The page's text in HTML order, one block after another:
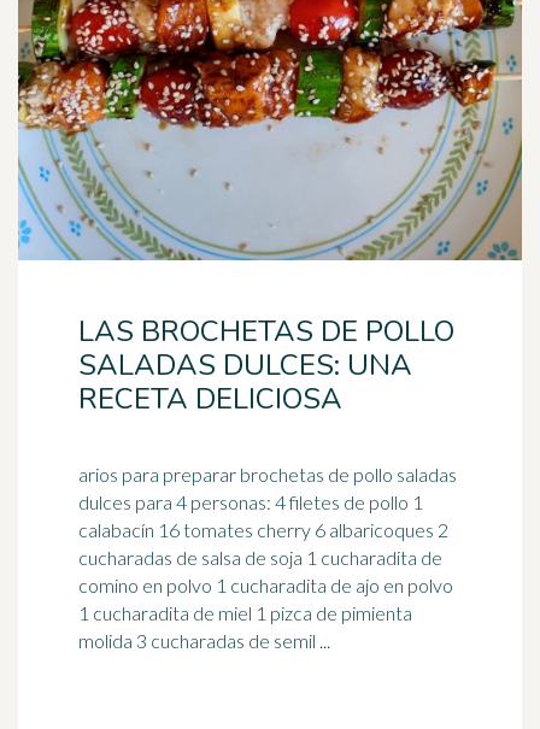
LAS BROCHETAS DE POLLO
SALADAS DULCES: UNA
RECETA DELICIOSA
arios para preparar brochetas de pollo saladas
dulces para 4 personas: 4 filetes de pollo 1
calabacín 16 tomates cherry 6 albaricoques 2
cucharadas de salsa de soja 1 cucharadita de
comino en polvo 1 cucharadita de ajo en polvo
1 cucharadita de miel 1 pizca de pimienta
molida 3 cucharadas de semil ...